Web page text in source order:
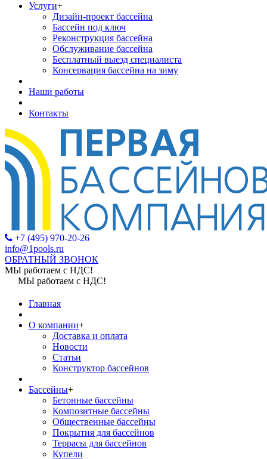
Услуги+
Дизайн-проект бассейна
Бассейн под ключ
Реконструкция бассейна
Обслуживание бассейна
Бесплатный выезд специалиста
Консервация бассейна на зиму
Наши работы
Контакты
+7 (495) 970-20-26
info@1pools.ru
ОБРАТНЫЙ ЗВОНОК
МЫ работаем с НДС!
МЫ работаем с НДС!
Главная
О компании+
Доставка и оплата
Новости
Статьи
Конструктор бассейнов
Бассейны+
Бетонные бассейны
Композитные бассейны
Общественные бассейны
Покрытия для бассейнов
Террасы для бассейнов
Купели